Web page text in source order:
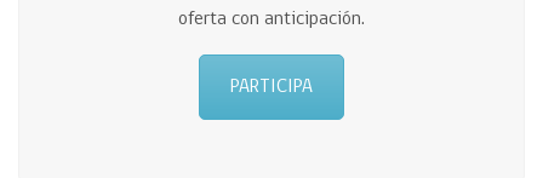
oferta con anticipación.
PARTICIPA